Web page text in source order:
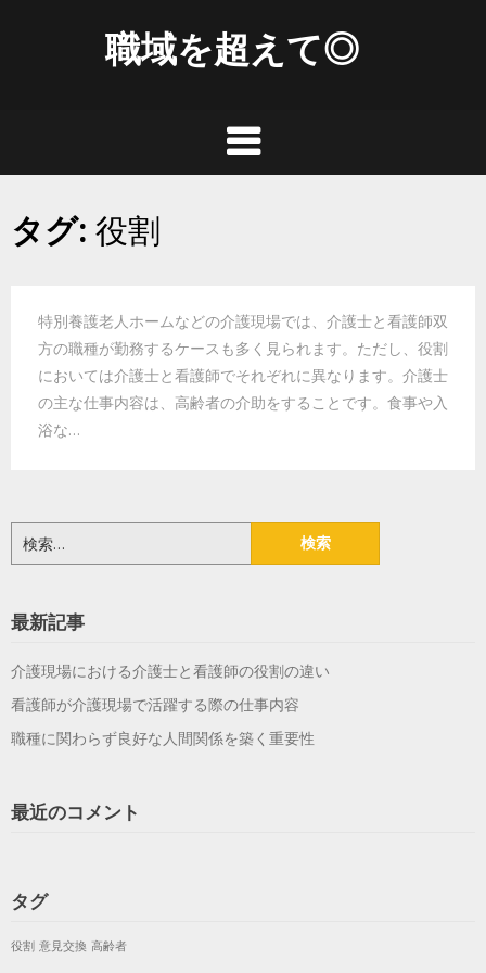
職域を超えて◎
タグ: 役割
特別養護老人ホームなどの介護現場では、介護士と看護師双
方の職種が勤務するケースも多く見られます。ただし、役割
においては介護士と看護師でそれぞれに異なります。介護士
の主な仕事内容は、高齢者の介助をすることです。食事や入
浴な…
索:
最新記事
介護現場における介護士と看護師の役割の違い
看護師が介護現場で活躍する際の仕事内容
職種に関わらず良好な人間関係を築く重要性
最近のコメント
タグ
役割 意見交換 高齢者